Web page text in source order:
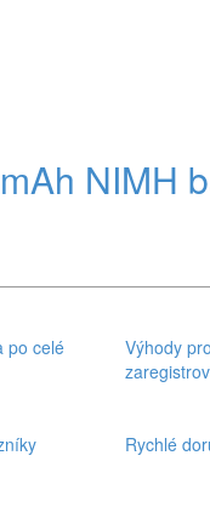
NIMH
po celé
Výhody pro
Rychlé